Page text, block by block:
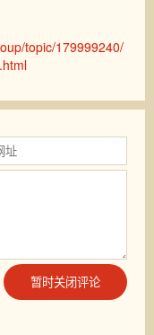
topic/179999240/
暂时关闭评论